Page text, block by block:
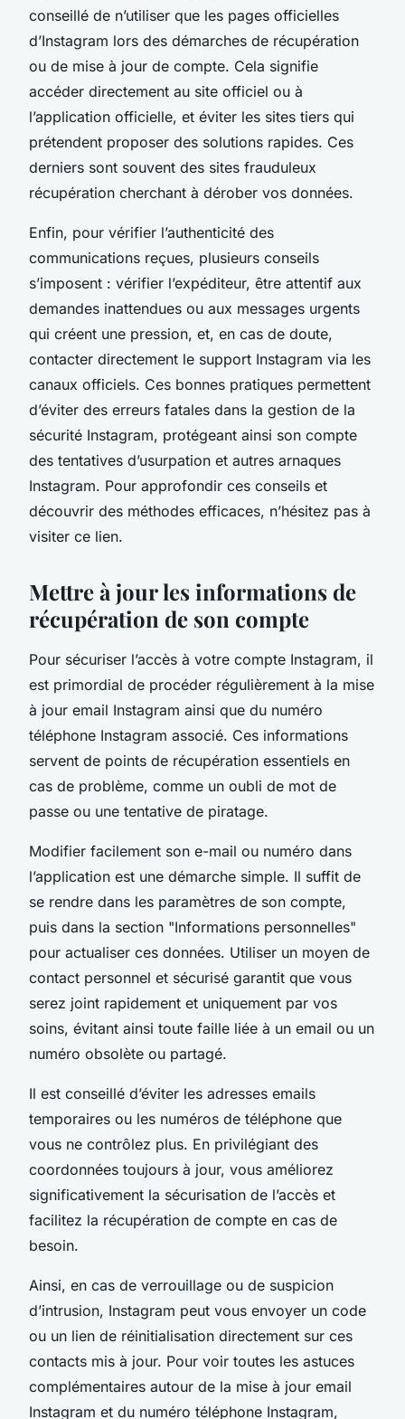
conseillé de n’utiliser que les pages officielles
d’Instagram lors des démarches de récupération
ou de mise à jour de compte. Cela signifie
accéder directement au site officiel ou à
l’application officielle, et éviter les sites tiers qui
prétendent proposer des solutions rapides. Ces
derniers sont souvent des sites frauduleux
récupération cherchant à dérober vos données.
Enfin, pour vérifier l’authenticité des
communications reçues, plusieurs conseils
s’imposent : vérifier l’expéditeur, être attentif aux
demandes inattendues ou aux messages urgents
qui créent une pression, et, en cas de doute,
contacter directement le support Instagram via les
canaux officiels. Ces bonnes pratiques permettent
d’éviter des erreurs fatales dans la gestion de la
sécurité Instagram, protégeant ainsi son compte
des tentatives d’usurpation et autres arnaques
Instagram. Pour approfondir ces conseils et
découvrir des méthodes efficaces, n’hésitez pas à
visiter ce lien.
Mettre à jour les informations de
récupération de son compte
Pour sécuriser l’accès à votre compte Instagram, il
est primordial de procéder régulièrement à la mise
à jour email Instagram ainsi que du numéro
téléphone Instagram associé. Ces informations
servent de points de récupération essentiels en
cas de problème, comme un oubli de mot de
passe ou une tentative de piratage.
Modifier facilement son e-mail ou numéro dans
l’application est une démarche simple. Il suffit de
se rendre dans les paramètres de son compte,
puis dans la section "Informations personnelles"
pour actualiser ces données. Utiliser un moyen de
contact personnel et sécurisé garantit que vous
serez joint rapidement et uniquement par vos
soins, évitant ainsi toute faille liée à un email ou un
numéro obsolète ou partagé.
Il est conseillé d’éviter les adresses emails
temporaires ou les numéros de téléphone que
vous ne contrôlez plus. En privilégiant des
coordonnées toujours à jour, vous améliorez
significativement la sécurisation de l’accès et
facilitez la récupération de compte en cas de
besoin.
Ainsi, en cas de verrouillage ou de suspicion
d’intrusion, Instagram peut vous envoyer un code
ou un lien de réinitialisation directement sur ces
contacts mis à jour. Pour voir toutes les astuces
complémentaires autour de la mise à jour email
Instagram et du numéro téléphone Instagram,